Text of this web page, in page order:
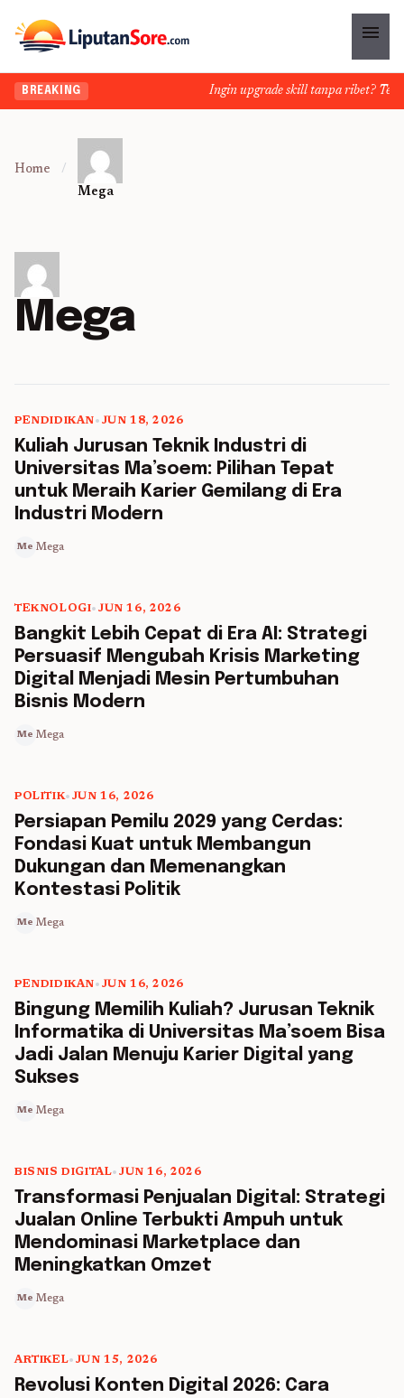
menu
BREAKING Ingin upgrade skill tanpa ribet?
Home
/
Mega
Mega
5 min read
PENDIDIKAN• JUN 18, 2026
Kuliah Jurusan Teknik Industri di
Universitas Ma’soem: Pilihan Tepat
untuk Meraih Karier Gemilang di Era
Industri Modern
Me Mega
5 min read
TEKNOLOGI• JUN 16, 2026
Bangkit Lebih Cepat di Era AI: Strategi
Persuasif Mengubah Krisis Marketing
Digital Menjadi Mesin Pertumbuhan
Bisnis Modern
Me Mega
5 min read
POLITIK• JUN 16, 2026
Persiapan Pemilu 2029 yang Cerdas:
Fondasi Kuat untuk Membangun
Dukungan dan Memenangkan
Kontestasi Politik
Me Mega
5 min read
PENDIDIKAN• JUN 16, 2026
Bingung Memilih Kuliah? Jurusan Teknik
Informatika di Universitas Ma’soem Bisa
Jadi Jalan Menuju Karier Digital yang
Sukses
Me Mega
5 min read
BISNIS DIGITAL• JUN 16, 2026
Transformasi Penjualan Digital: Strategi
Jualan Online Terbukti Ampuh untuk
Mendominasi Marketplace dan
Meningkatkan Omzet
Me Mega
ARTIKEL• JUN 15, 2026
Revolusi Konten Digital 2026: Cara